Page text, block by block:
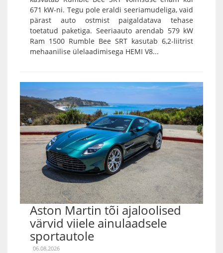
671 kW-ni. Tegu pole eraldi seeriamudeliga, vaid
pärast auto ostmist paigaldatava tehase
toetatud paketiga. Seeriaauto arendab 579 kW
Ram 1500 Rumble Bee SRT kasutab 6,2-liitrist
mehaanilise ülelaadimisega HEMI V8...
Aston Martin tõi ajaloolised
värvid viiele ainulaadsele
sportautole
06.08.2026